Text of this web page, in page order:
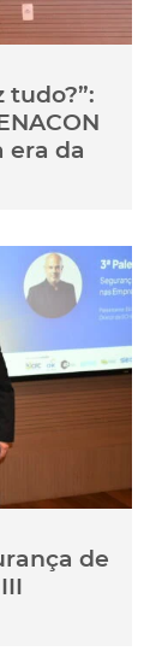
tudo?”:
era da
de